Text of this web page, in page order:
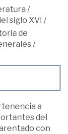
/
siglo XVI /
de
/
a
del
con